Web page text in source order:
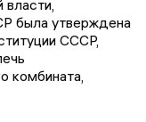
власти,
была утверждена
СССР,
комбината,